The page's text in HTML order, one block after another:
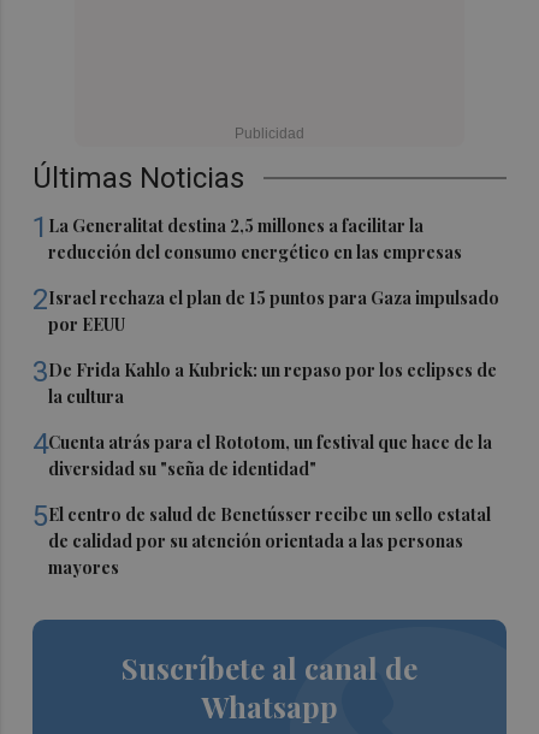
Últimas Noticias
1 La Generalitat destina 2,5 millones a facilitar la
reducción del consumo energético en las empresas
2Israel rechaza el plan de 15 puntos para Gaza impulsado
por EEUU
3De Frida Kahlo a Kubrick: un repaso por los eclipses de
la cultura
4Cuenta atrás para el Rototom, un festival que hace de la
diversidad su "seña de identidad"
5El centro de salud de Benetússer recibe un sello estatal
de calidad por su atención orientada a las personas
mayores
Suscríbete al canal de
Whatsapp